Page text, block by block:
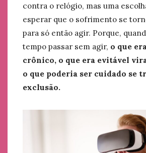
contra o relógio, mas uma
esperar que o sofrimento se
para só então agir. Porque,
tempo passar sem agir, o que
crônico, o que era evitável
o que poderia ser cuidado se
exclusão.